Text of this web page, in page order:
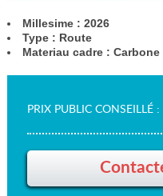
Millesime : 2026
Type : Route
Materiau cadre : Carbone
PRIX PUBLIC CONSEILLÉ